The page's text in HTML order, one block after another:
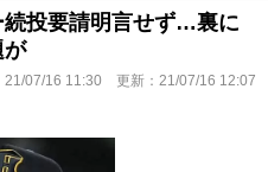
続投要請明言せず…裏に
が
21/07/16 11:30 更新： 21/07/16 12:07